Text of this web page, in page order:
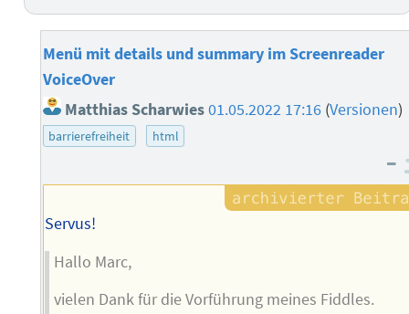
Menü mit details und summary im Screenreader
VoiceOver
Matthias Scharwies01.05.2022 17:16 (Versionen)
barrierefreiheit html
–
Servus!
Hallo Marc,
vielen Dank für die Vorführung meines Fiddles.